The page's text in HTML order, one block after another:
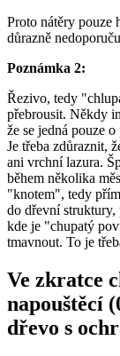
Proto nátěry pouze
důrazně
Poznámka 2:
Řezivo, tedy
přebrousit. Někdy
že se jedná pouze
Je třeba zdůraznit,
ani vrchní lazura.
během několika
"knotem", tedy
do dřevní struktury,
kde je "chupatý
tmavnout. To je
Ve zkratce
napouštěcí
dřevo s